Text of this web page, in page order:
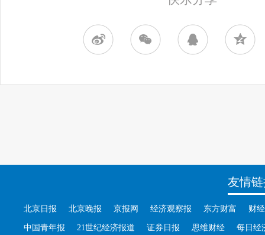
友情
北京日报 北京晚报 京报网 经济观察报 东方财富 财
中国青年报 21世纪经济报道 证券日报 思维财经 每日经